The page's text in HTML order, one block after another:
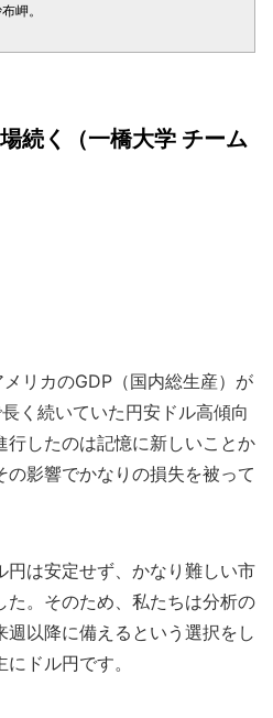
岬。
続く（一橋大学 チーム
リカのGDP（国内総生産）が
く続いていた円安ドル高傾向
行したのは記憶に新しいことか
の影響でかなりの損失を被って
は安定せず、かなり難しい市
た。そのため、私たちは分析の
以降に備えるという選択をし
ドル円です。